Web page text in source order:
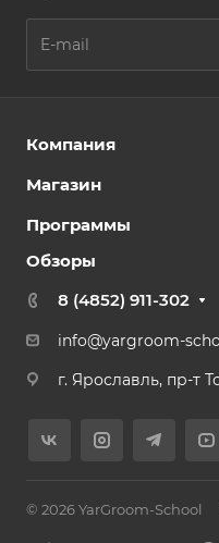
Компания
Магазин
Программы
Обзоры
8 (4852) 911-302
info@yargroom-
г. Ярославль, пр-т
© 2026 YarGroom-School